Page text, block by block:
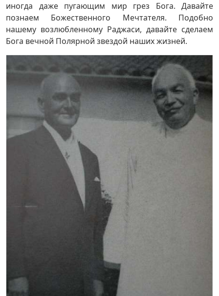
иногда даже пугающим мир грез Бога. Давайте
познаем Божественного Мечтателя. Подобно
нашему возлюбленному Раджаси, давайте сделаем
Бога вечной Полярной звездой наших жизней.